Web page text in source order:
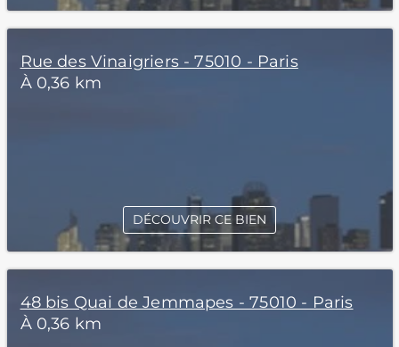
Rue des Vinaigriers - 75010 - Paris
À 0,36 km
DÉCOUVRIR CE BIEN
48 bis Quai de Jemmapes - 75010 - Paris
À 0,36 km